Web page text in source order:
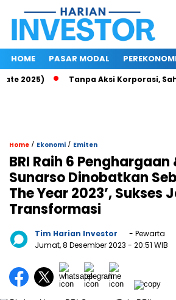
HOME PASAR MODAL
Tanpa Aksi Korporasi,
Home / Ekonomi / Emiten
BRI Raih 6 Penghargaan
Sunarso Dinobatkan
The Year 2023’, Sukses
Transformasi
Tim Harian Investor
- Pewarta
Jumat, 8 Desember 2023 - 20:51 WIB